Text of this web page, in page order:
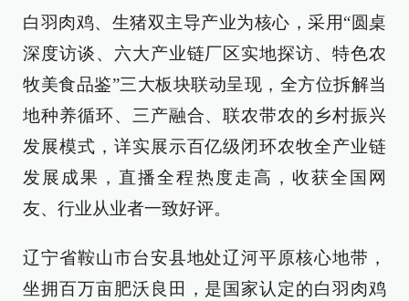
白羽肉鸡、生猪双主导产业为核心，采用“圆桌
深度访谈、六大产业链厂区实地探访、特色农
牧美食品鉴”三大板块联动呈现，全方位拆解当
地种养循环、三产融合、联农带农的乡村振兴
发展模式，详实展示百亿级闭环农牧全产业链
发展成果，直播全程热度走高，收获全国网
友、行业从业者一致好评。
辽宁省鞍山市台安县地处辽河平原核心地带，
坐拥百万亩肥沃良田，是国家认定的白羽肉鸡